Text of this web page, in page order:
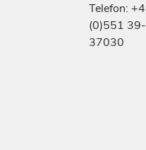
Telefon:
(0)551 39-
37030